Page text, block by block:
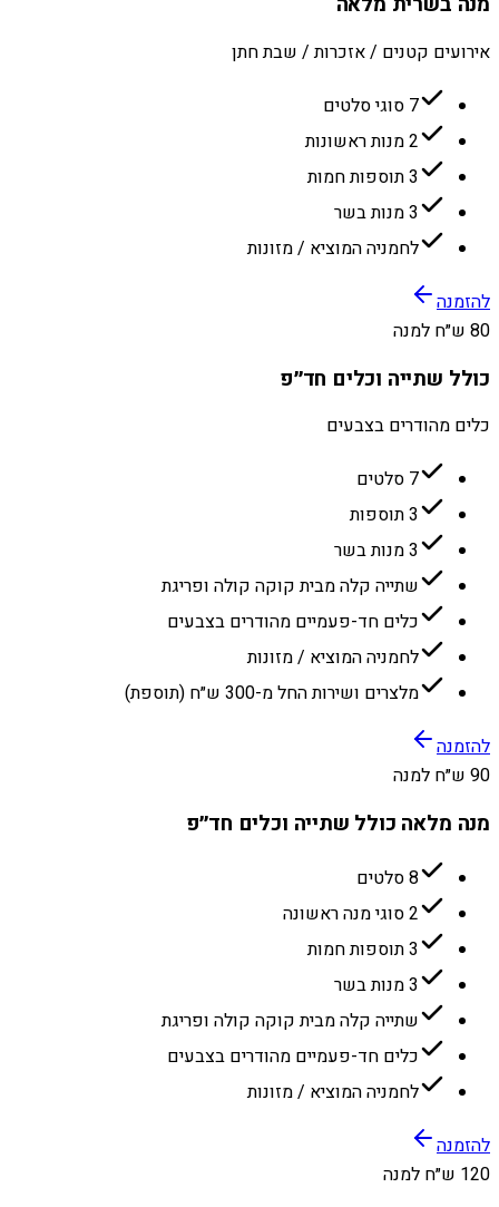
אירועים קטנים / אזכרות / שבת חתן
7 סוגי סלטים
2 מנות ראשונות
3 תוספות חמות
3 מנות בשר
לחמניה המוציא / מזונות
להזמנה
80 ש״ח למנה
כולל שתייה וכלים חד״פ
כלים מהודרים בצבעים
7 סלטים
3 תוספות
3 מנות בשר
שתייה קלה מבית קוקה קולה ופריגת
כלים חד-פעמיים מהודרים בצבעים
לחמניה המוציא / מזונות
מלצרים ושירות החל מ-300 ש״ח (תוספת)
להזמנה
90 ש״ח למנה
מנה מלאה כולל שתייה וכלים חד״פ
8 סלטים
2 סוגי מנה ראשונה
3 תוספות חמות
3 מנות בשר
שתייה קלה מבית קוקה קולה ופריגת
כלים חד-פעמיים מהודרים בצבעים
לחמניה המוציא / מזונות
להזמנה
120 ש״ח למנה